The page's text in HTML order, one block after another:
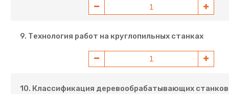
9. Технология работ на круглопильных станках
10. Классификация деревообрабатывающих станков